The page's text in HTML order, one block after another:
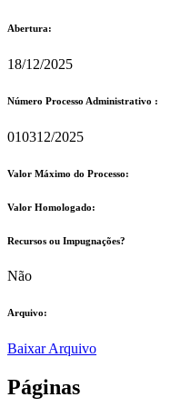
Abertura:
18/12/2025
Número Processo Administrativo :
010312/2025
Valor Máximo do Processo: ​
Valor Homologado: ​
Recursos ou Impugnações? ​
Não
Arquivo:
Baixar Arquivo
Páginas